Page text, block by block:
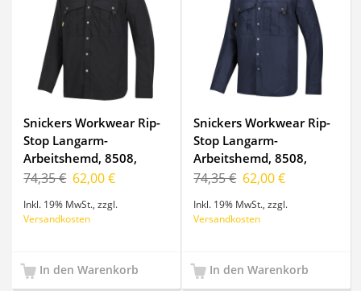
Snickers Workwear Rip-
Stop Langarm-
Arbeitshemd, 8508,
Farbe Black, Größe XS
74,35 € 62,00 €
Inkl. 19% MwSt.,zzgl.
Versandkosten
In den Warenkorb
Snickers Workwear Rip-
Stop Langarm-
Arbeitshemd, 8508,
Farbe Navy/Base, Größe
74,35 € 62,00 €
Inkl. 19% MwSt.,zzgl.
Versandkosten
In den Warenkorb